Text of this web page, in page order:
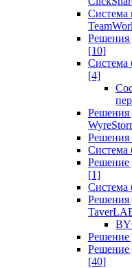
Система
Решения
[10]
Система
[4]
Решения
Решения
Система
Решение
[1]
Система
Решения
Решение
Решение
[40]